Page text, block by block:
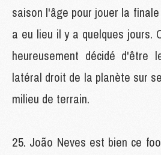
saison l'âge pour jouer la
a eu lieu il y a quelques jours.
heureusement décidé d'être
latéral droit de la planète sur
milieu de terrain.
João Neves est bien ce